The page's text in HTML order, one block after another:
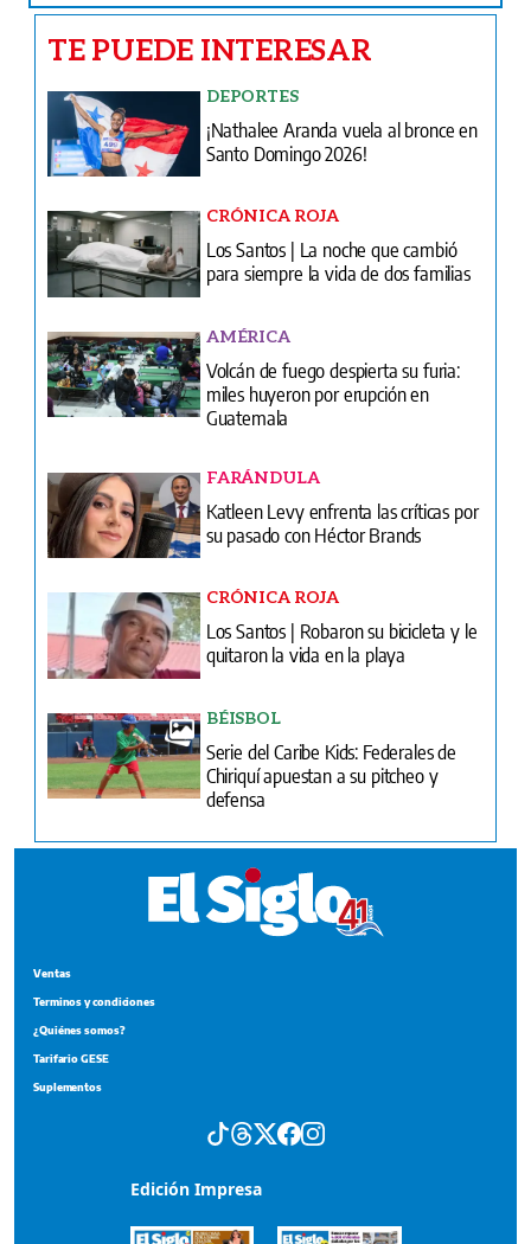
TE PUEDE INTERESAR
DEPORTES
¡Nathalee Aranda vuela al bronce en
Santo Domingo 2026!
CRÓNICA ROJA
Los Santos | La noche que cambió
para siempre la vida de dos familias
AMÉRICA
Volcán de fuego despierta su furia:
miles huyeron por erupción en
Guatemala
FARÁNDULA
Katleen Levy enfrenta las críticas por
su pasado con Héctor Brands
CRÓNICA ROJA
Los Santos | Robaron su bicicleta y le
quitaron la vida en la playa
BÉISBOL
Serie del Caribe Kids: Federales de
Chiriquí apuestan a su pitcheo y
defensa
Ventas
Terminos y condiciones
¿Quiénes somos?
Tarifario GESE
Suplementos
Edición Impresa